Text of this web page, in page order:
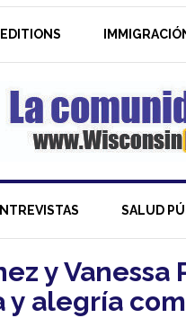
SALUD
y Vanessa
y alegría